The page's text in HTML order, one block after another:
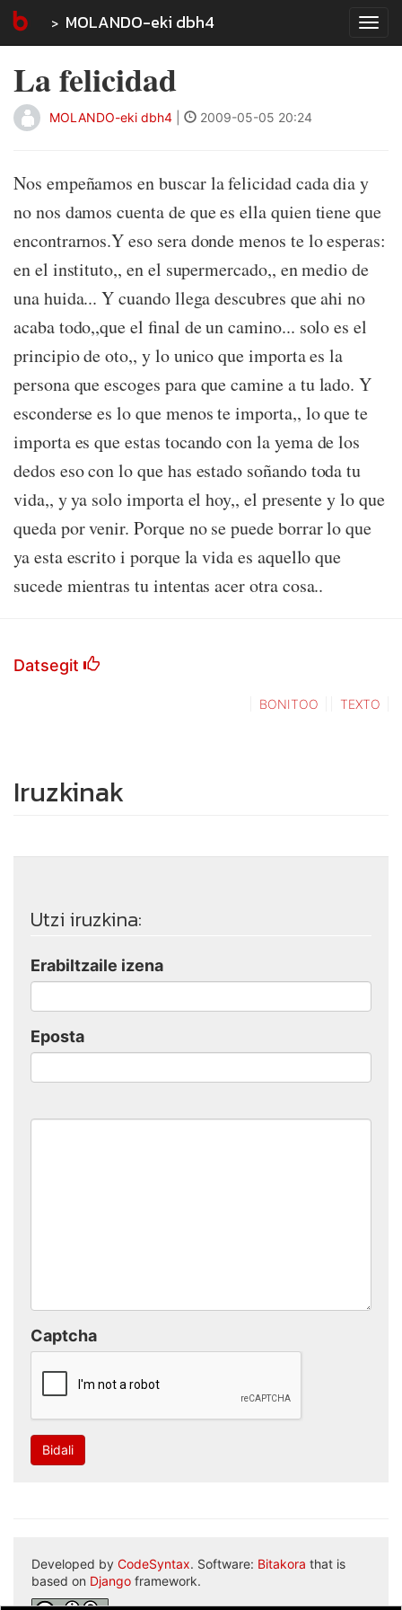
MOLANDO-eki dbh4
La felicidad
MOLANDO-eki dbh4 2009-05-05 20:24
Nos empeñamos en buscar la felicidad cada dia y
no nos damos cuenta de que es ella quien tiene que
encontrarnos.Y eso sera donde menos te lo esperas:
en el instituto,, en el supermercado,, en medio de
una huida... Y cuando llega descubres que ahi no
acaba todo,,que el final de un camino... solo es el
principio de oto,, y lo unico que importa es la
persona que escoges para que camine a tu lado. Y
esconderse es lo que menos te importa,, lo que te
importa es que estas tocando con la yema de los
dedos eso con lo que has estado soñando toda tu
vida,, y ya solo importa el hoy,, el presente y lo que
queda por venir. Porque no se puede borrar lo que
ya esta escrito i porque la vida es aquello que
sucede mientras tu intentas acer otra cosa..
Datsegit
BONITOO TEXTO
Iruzkinak
Utzi iruzkina:
Erabiltzaile izena
Eposta
Captcha
Bidali
Developed by CodeSyntax. Software: Bitakora that is
based on Django framework.